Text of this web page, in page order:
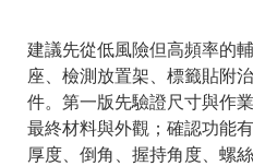
建議先從低風險但高頻率的
座、檢測放置架、標籤貼附
件。第一版先驗證尺寸與作
最終材料與外觀；確認功能
厚度、倒角、握持角度、螺